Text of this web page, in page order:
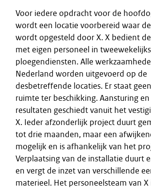
Voor iedere opdracht voor de
wordt een locatie voorbereid waar
wordt opgesteld door X. X bedient
met eigen personeel in
ploegendiensten. Alle
Nederland worden uitgevoerd op de
desbetreffende locaties. Er staat
ruimte ter beschikking. Aansturing en
resultaten geschiedt vanuit het
X. Ieder afzonderlijk project duurt
tot drie maanden, maar een
mogelijk en is afhankelijk van het
Verplaatsing van de installatie duurt
en vergt de inzet van verschillende
materieel. Het personeelsteam van X